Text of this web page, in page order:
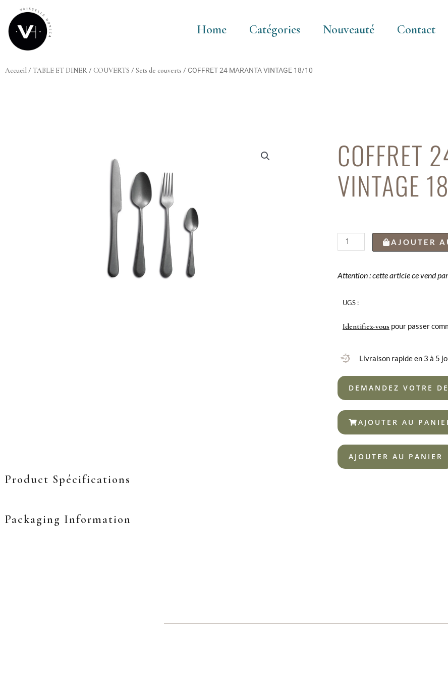
contenu
Home Catégories Nouveauté Contact
Accueil / TABLE ET DINER / COUVERTS / Sets de couverts / COFFRET 24 MARANTA VINTAGE 18/10
COFFRET
VINTAGE
quantité
de
24
VINTAGE
AJOUTER
Attention : cette article ce vend
UGS :
Identifiez-vous pour passer
Livraison rapide en 3 à 5
DEMANDEZ VOTRE
AJOUTER AU
AJOUTER AU PANIER
Product Spécifications
Packaging Information